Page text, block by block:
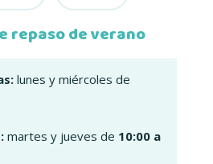
repaso de verano
lunes y miércoles de
martes y jueves de 10:00 a